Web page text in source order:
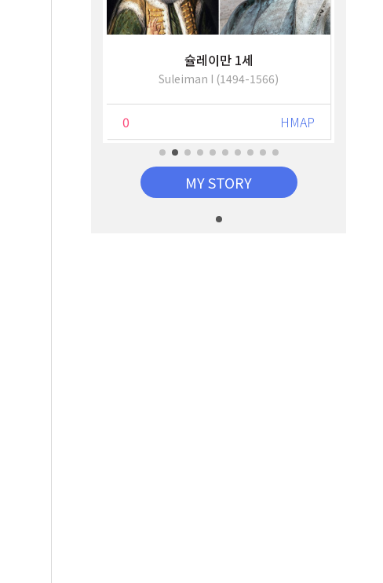
슐레이만 1세
Suleiman I (1494-1566)
0 HMAP
MY STORY